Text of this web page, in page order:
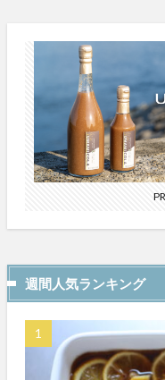
PR
週間人気ランキング
じゃがりこ
コーラの歴史